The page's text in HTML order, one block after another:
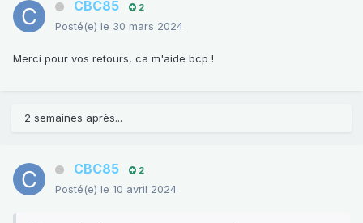
CBC85 2
Posté(e) le 30 mars 2024
Merci pour vos retours, ca m'aide bcp !
2 semaines après...
CBC85 2
Posté(e) le 10 avril 2024